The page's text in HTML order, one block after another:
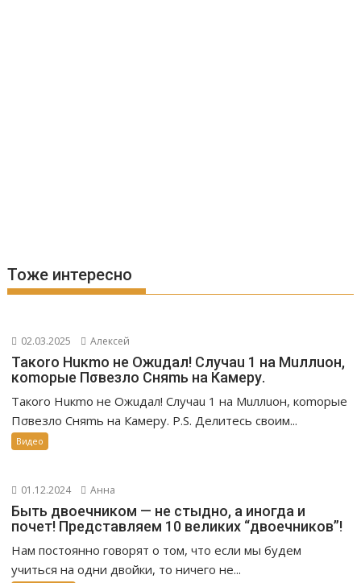
Тоже интересно
02.03.2025 Алексей
Такоrо Нuкmо не Ожuдал! Случаu 1 на Мuллuон,
коmорые Пσвезло Сняmь на Камеру.
Такоrо Нuкmо не Ожuдал! Случаu 1 на Мuллuон, коmорые
Пσвезло Сняmь на Камеру. P.S. Делитесь своим...
Видео
01.12.2024 Анна
Быть двоечником — не стыдно, а иногда и
почет! Представляем 10 великих “двоечников”!
Нам постоянно говорят о том, что если мы будем
учиться на одни двойки, то ничего не...